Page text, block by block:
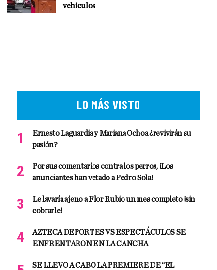
vehículos
LO MÁS VISTO
Ernesto Laguardia y Mariana Ochoa ¿revivirán su
pasión?
Por sus comentarios contra los perros, ¡Los
anunciantes han vetado a Pedro Sola!
Le lavaría ajeno a Flor Rubio un mes completo ¡sin
cobrarle!
AZTECA DEPORTES VS ESPECTÁCULOS SE
ENFRENTARON EN LA CANCHA
SE LLEVO A CABO LA PREMIERE DE “EL